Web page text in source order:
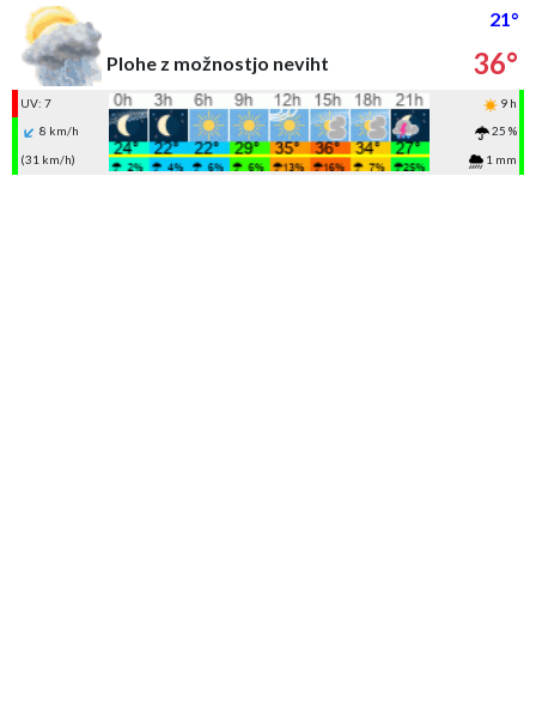
21°
Plohe z možnostjo neviht
36°
UV: 7
9 h
8 km/h
25 %
(31 km/h)
1 mm